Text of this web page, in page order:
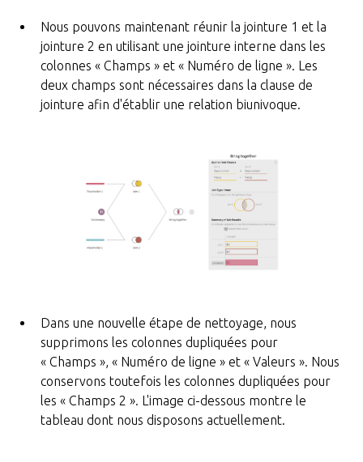
Nous pouvons maintenant réunir la jointure 1 et la
jointure 2 en utilisant une jointure interne dans les
colonnes « Champs » et « Numéro de ligne ». Les
deux champs sont nécessaires dans la clause de
jointure afin d'établir une relation biunivoque.
Dans une nouvelle étape de nettoyage, nous
supprimons les colonnes dupliquées pour
« Champs », « Numéro de ligne » et « Valeurs ». Nous
conservons toutefois les colonnes dupliquées pour
les « Champs 2 ». L'image ci-dessous montre le
tableau dont nous disposons actuellement.